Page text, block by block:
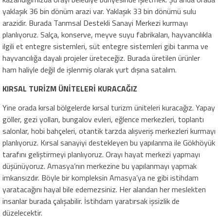
yaklaşık 36 bin dönüm arazi var. Yaklaşık 33 bin dönümü sulu
arazidir. Burada Tarımsal Destekli Sanayi Merkezi kurmayı
planlıyoruz. Salça, konserve, meyve suyu fabrikaları, hayvancılıkla
ilgili et entegre sistemleri, süt entegre sistemleri gibi tarıma ve
hayvancılığa dayalı projeler üreteceğiz. Burada üretilen ürünler
ham haliyle değil de işlenmiş olarak yurt dışına satalım.
KIRSAL TURİZM ÜNİTELERİ KURACAĞIZ
Yine orada kırsal bölgelerde kırsal turizm üniteleri kuracağız. Yapay
göller, gezi yolları, bungalov evleri, eğlence merkezleri, toplantı
salonlar, hobi bahçeleri, otantik tarzda alışveriş merkezleri kurmayı
planlıyoruz. Kırsal sanayiyi destekleyen bu yapılanma ile Gökhöyük
tarafını geliştirmeyi planlıyoruz. Orayı hayat merkezi yapmayı
düşünüyoruz. Amasya’nın merkezine bu yapılanmayı yapmak
imkansızdır. Böyle bir kompleksin Amasya’ya ne gibi istihdam
yaratacağını hayal bile edemezsiniz. Her alandan her meslekten
insanlar burada çalışabilir. İstihdam yaratırsak işsizlik de
düzelecektir.